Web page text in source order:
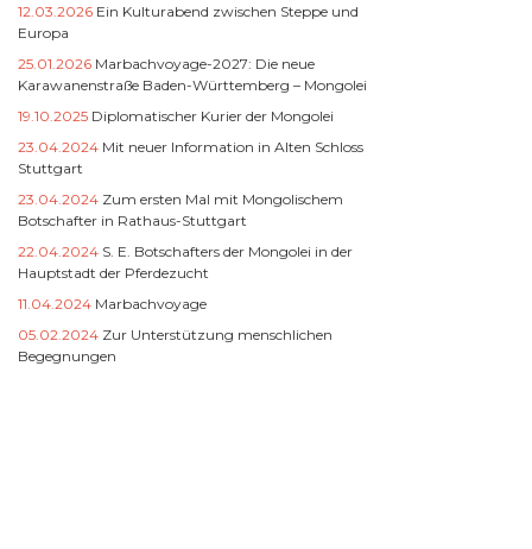
12.03.2026 Ein Kulturabend zwischen Steppe und
Europa
25.01.2026 Marbachvoyage-2027: Die neue
Karawanenstraße Baden-Württemberg – Mongolei
19.10.2025 Diplomatischer Kurier der Mongolei
23.04.2024 Mit neuer Information in Alten Schloss
Stuttgart
23.04.2024 Zum ersten Mal mit Mongolischem
Botschafter in Rathaus-Stuttgart
22.04.2024 S. E. Botschafters der Mongolei in der
Hauptstadt der Pferdezucht
11.04.2024 Marbachvoyage
05.02.2024 Zur Unterstützung menschlichen
Begegnungen